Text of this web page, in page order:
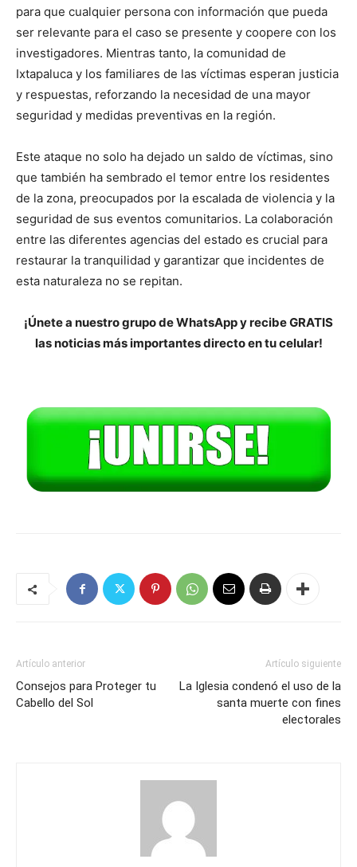
para que cualquier persona con información que pueda
ser relevante para el caso se presente y coopere con los
investigadores. Mientras tanto, la comunidad de
Ixtapaluca y los familiares de las víctimas esperan justicia
y respuestas, reforzando la necesidad de una mayor
seguridad y medidas preventivas en la región.
Este ataque no solo ha dejado un saldo de víctimas, sino
que también ha sembrado el temor entre los residentes
de la zona, preocupados por la escalada de violencia y la
seguridad de sus eventos comunitarios. La colaboración
entre las diferentes agencias del estado es crucial para
restaurar la tranquilidad y garantizar que incidentes de
esta naturaleza no se repitan.
¡Únete a nuestro grupo de WhatsApp y recibe GRATIS
las noticias más importantes directo en tu celular!
Artículo anterior
Consejos para Proteger tu
Cabello del Sol
Artículo siguiente
La Iglesia condenó el uso de la
santa muerte con fines
electorales